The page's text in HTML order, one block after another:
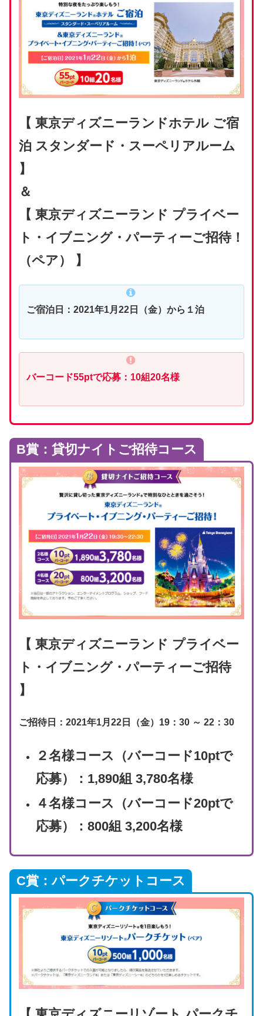
【 東京ディズニーランドホテル ご宿
泊 スタンダード・スーペリアルーム
】
＆
【 東京ディズニーランド プライベー
ト・イブニング・パーティーご招待！
（ペア） 】
ご宿泊日：2021年1月22日（金）から１泊
バーコード55ptで応募：10組20名様
B賞：貸切ナイトご招待コース
【 東京ディズニーランド プライベー
ト・イブニング・パーティーご招待
】
ご招待日：2021年1月22日（金）19：30 ～ 22：30
２名様コース（バーコード10ptで
応募）：1,890組 3,780名様
４名様コース（バーコード20ptで
応募）：800組 3,200名様
C賞：パークチケットコース